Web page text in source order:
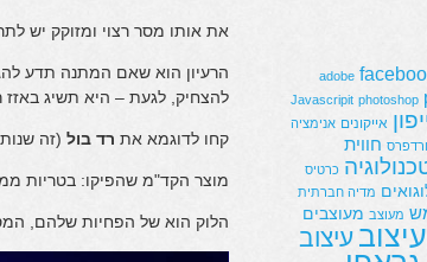
את אותו מסר רצוי ומזוקק יש
הרעיון הוא שאם המתנה תדע
להצחיק, לגעת – היא תשיג באזז
קחו לדוגמא את רד בול (זה
מוצר הקד"מ שהפיקו: בטריות
הלוק הוא של הפחיות שלהם,
adobe
Javascripit photoshop
אייקונים אנימציה
חווית
כרטיס
מדיה חברתית
מעוצב מעוצבים
עיצוב עיצוב